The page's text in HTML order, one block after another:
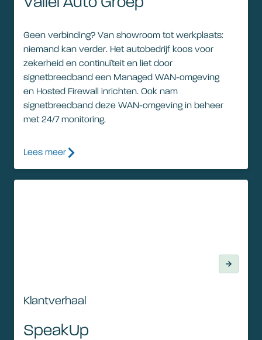
Geen verbinding? Van showroom tot werkplaats:
niemand kan verder. Het autobedrijf koos voor
zekerheid en continuïteit en liet door
signetbreedband een Managed WAN-omgeving
en Hosted Firewall inrichten. Ook nam
signetbreedband deze WAN-omgeving in beheer
met 24/7 monitoring.
Lees meer
Klantverhaal
SpeakUp